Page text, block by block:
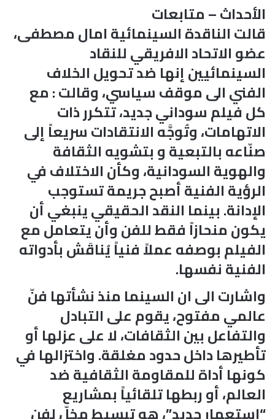
الأحداث – متابعات
قالت الناقدة السينمائية امال مصطفى،
عضو الاتحاد الافريقي للنقاد
السينمائيين إنها ضد تحويل الخلاف
الفني الى موقف سياسي، وقالت : مع
كل فيلم سوداني جديد، تتكرر ذات
الاتهامات، وتُوجَّه الانتقادات سريعاً إلى
صنّاعه بالتبعية و بتشويه الثقافة
والهوية السودانية، وكأن الاختلاف في
الرؤية الفنية أصبح جريمة تستوجب
الإدانة. بينما النقد الحقيقي ينبغي أن
يكون منحازاً فقط للفن وأن يتعامل مع
الفيلم بوصفه عملاً فنياً يُناقَش بأدواته
الفنية نفسها.
واشارت الى ان السينما منذ نشأتها فنّ
عالمي مفتوح، يقوم على التبادل
والتفاعل بين الثقافات، لا على عزلها أو
تأطيرها داخل حدود مغلقة. واختزالها في
كونها أداة للمقاومة الثقافية ضد
العالم، أو ربطها تلقائياً بمشاريع
“استعمار جديد”، هو تبسيط مخلّ لفن